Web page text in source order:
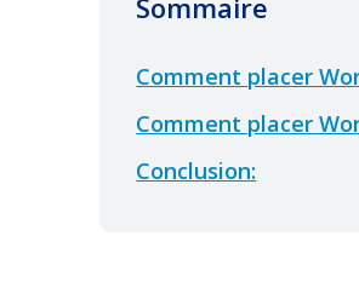
Sommaire
Comment placer
Comment placer
Conclusion: